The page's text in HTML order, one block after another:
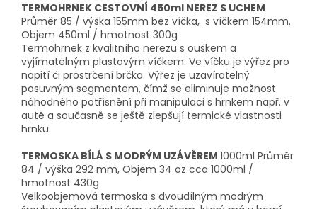
TERMOHRNEK CESTOVNÍ 450ml NEREZ S UCHEM
Průměr 85 / výška 155mm bez víčka, s víčkem 154mm.
Objem 450ml / hmotnost 300g
Termohrnek z kvalitního nerezu s ouškem a
vyjímatelným plastovým víčkem. Ve víčku je výřez pro
napití či prostrčení brčka. Výřez je uzavíratelný
posuvným segmentem, čímž se eliminuje možnost
náhodného potřísnění při manipulaci s hrnkem např. v
autě a současně se ještě zlepšují termické vlastnosti
hrnku.
TERMOSKA BÍLÁ S MODRÝM UZÁVĚREM 1000ml Průměr
84 / výška 292 mm, Objem 34 oz cca 1000ml /
hmotnost 430g
Velkoobjemová termoska s dvoudílným modrým